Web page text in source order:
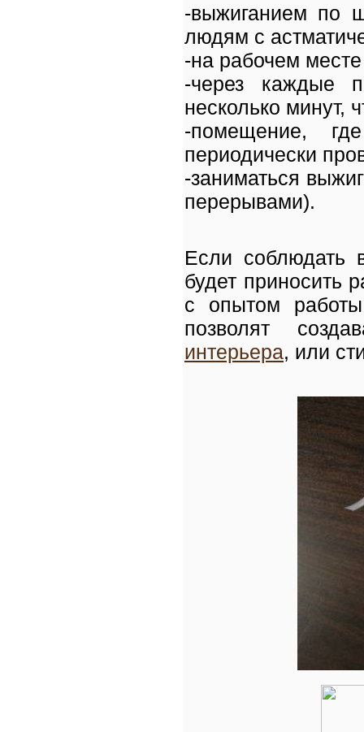
-выжиганием по
людям с
-на рабочем
-через каждые
несколько минут,
-помещение,
периодически
-заниматься
перерывами).
Если соблюдать
будет приносить
с опытом работы
позволят
интерьера, или